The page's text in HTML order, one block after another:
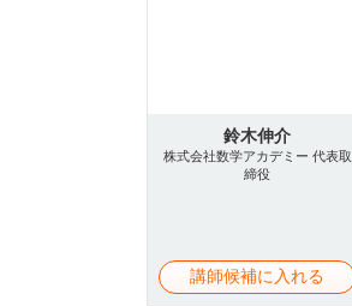
鈴木伸介
株式会社数学アカデミー 代表取
締役
講師候補に入れる